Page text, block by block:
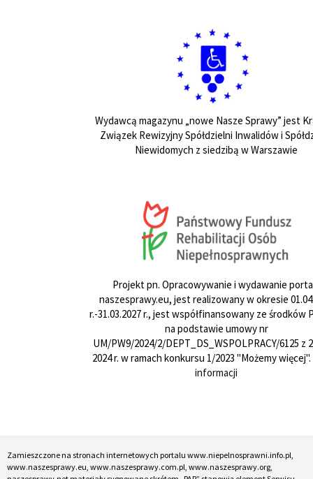
Wydawcą magazynu „nowe Nasze Sprawy” jest
Związek Rewizyjny Spółdzielni Inwalidów i
Niewidomych z siedzibą w Warszawie
Projekt pn. Opracowywanie i wydawanie
naszesprawy.eu, jest realizowany w okresie
r.-31.03.2027 r., jest współfinansowany ze środków
na podstawie umowy nr
UM/PW9/2024/2/DEPT_DS_WSPOLPRACY/6125 z
2024 r. w ramach konkursu 1/2023 "Możemy więcej".
informacji
Zamieszczone na stronach internetowych portalu www.niepelnosprawni.info.pl,
www.naszesprawy.eu, www.naszesprawy.com.pl, www.naszesprawy.org,